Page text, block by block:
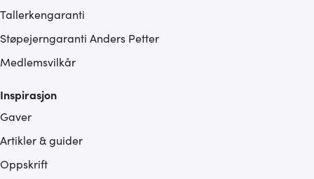
Tallerkengaranti
Støpejerngaranti Anders Petter
Medlemsvilkår
Inspirasjon
Gaver
Artikler & guider
Oppskrift